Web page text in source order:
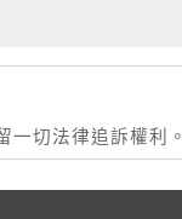
一切法律追訴權利。